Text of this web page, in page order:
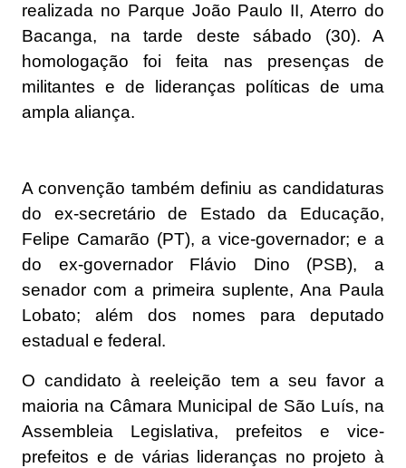
realizada no Parque João Paulo II, Aterro do
Bacanga, na tarde deste sábado (30). A
homologação foi feita nas presenças de
militantes e de lideranças políticas de uma
ampla aliança.
A convenção também definiu as candidaturas
do ex-secretário de Estado da Educação,
Felipe Camarão (PT), a vice-governador; e a
do ex-governador Flávio Dino (PSB), a
senador com a primeira suplente, Ana Paula
Lobato; além dos nomes para deputado
estadual e federal.
O candidato à reeleição tem a seu favor a
maioria na Câmara Municipal de São Luís, na
Assembleia Legislativa, prefeitos e vice-
prefeitos e de várias lideranças no projeto à